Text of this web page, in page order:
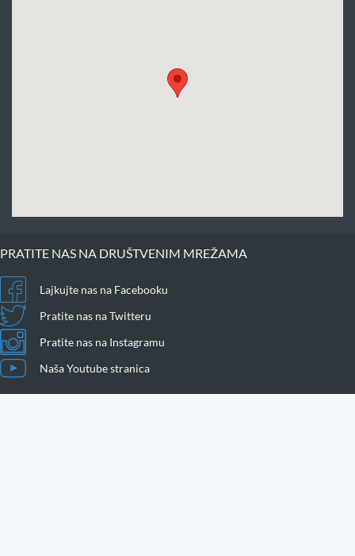
PRATITE NAS NA DRUŠTVENIM MREŽAMA
Lajkujte nas na Facebooku
Pratite nas na Twitteru
Pratite nas na Instagramu
Naša Youtube stranica